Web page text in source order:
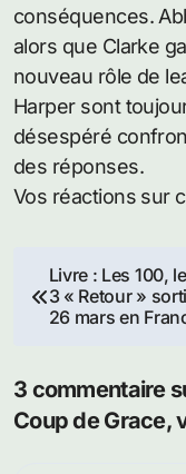
conséquences.
alors que Clarke
nouveau rôle de
Harper sont
désespéré
des réponses.
Vos réactions sur
Navigation
de
Livre : Les 100,
3 « Retour »
26 mars en
3 commentaire
Coup de Grace,